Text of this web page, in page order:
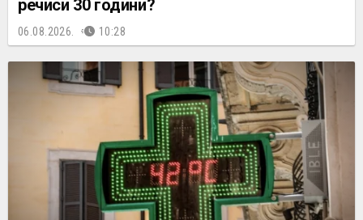
речиси 30 години?
06.08.2026. 10:28